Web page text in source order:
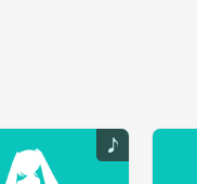
た水見て愚かなこと後悔し
な時も心広げとても愉快に